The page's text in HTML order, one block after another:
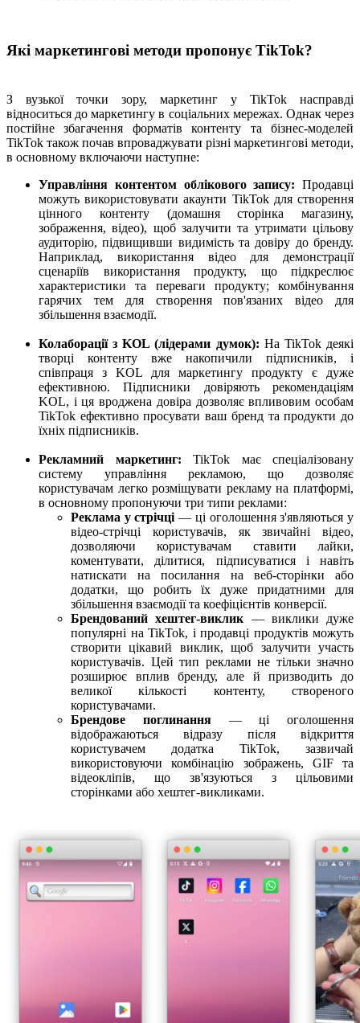
Які маркетингові методи пропонує TikTok?
З вузької точки зору, маркетинг у TikTok насправді
відноситься до маркетингу в соціальних мережах. Однак через
постійне збагачення форматів контенту та бізнес-моделей
TikTok також почав впроваджувати різні маркетингові методи,
в основному включаючи наступне:
Управління контентом облікового запису: Продавці
можуть використовувати акаунти TikTok для створення
цінного контенту (домашня сторінка магазину,
зображення, відео), щоб залучити та утримати цільову
аудиторію, підвищивши видимість та довіру до бренду.
Наприклад, використання відео для демонстрації
сценаріїв використання продукту, що підкреслює
характеристики та переваги продукту; комбінування
гарячих тем для створення пов'язаних відео для
збільшення взаємодії.
Колаборації з KOL (лідерами думок): На TikTok деякі
творці контенту вже накопичили підписників, і
співпраця з KOL для маркетингу продукту є дуже
ефективною. Підписники довіряють рекомендаціям
KOL, і ця вроджена довіра дозволяє впливовим особам
TikTok ефективно просувати ваш бренд та продукти до
їхніх підписників.
Рекламний маркетинг: TikTok має спеціалізовану
систему управління рекламою, що дозволяє
користувачам легко розміщувати рекламу на платформі,
в основному пропонуючи три типи реклами:
Реклама у стрічці — ці оголошення з'являються у
відео-стрічці користувачів, як звичайні відео,
дозволяючи користувачам ставити лайки,
коментувати, ділитися, підписуватися і навіть
натискати на посилання на веб-сторінки або
додатки, що робить їх дуже придатними для
збільшення взаємодії та коефіцієнтів конверсії.
Брендований хештег-виклик — виклики дуже
популярні на TikTok, і продавці продуктів можуть
створити цікавий виклик, щоб залучити участь
користувачів. Цей тип реклами не тільки значно
розширює вплив бренду, але й призводить до
великої кількості контенту, створеного
користувачами.
Брендове поглинання— ці оголошення
відображаються відразу після відкриття
користувачем додатка TikTok, зазвичай
використовуючи комбінацію зображень, GIF та
відеокліпів, що зв'язуються з цільовими
сторінками або хештег-викликами.